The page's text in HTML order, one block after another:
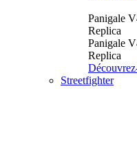
Panigale
Replica
Panigale
Replica
Streetfighter